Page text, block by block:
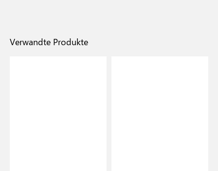
Verwandte Produkte